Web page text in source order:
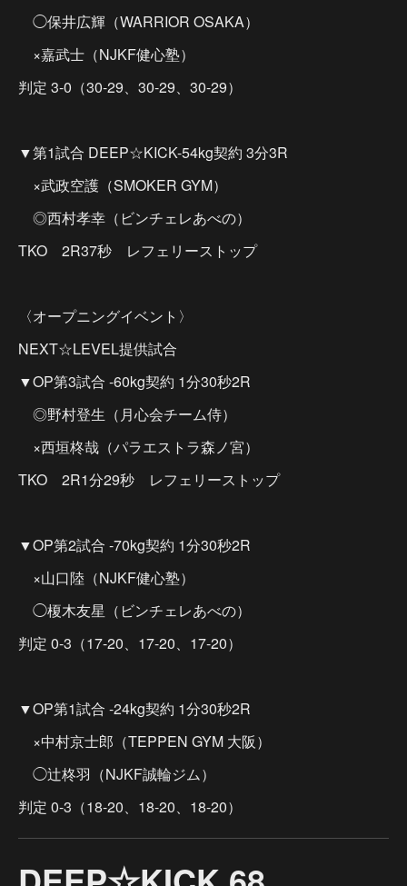
◯保井広輝（WARRIOR OSAKA）
×嘉武士（NJKF健心塾）
判定 3-0（30-29、30-29、30-29）
▼第1試合 DEEP☆KICK-54kg契約 3分3R
×武政空護（SMOKER GYM）
◎西村孝幸（ビンチェレあべの）
TKO 2R37秒 レフェリーストップ
〈オープニングイベント〉
NEXT☆LEVEL提供試合
▼OP第3試合 -60kg契約 1分30秒2R
◎野村登生（月心会チーム侍）
×西垣柊哉（パラエストラ森ノ宮）
TKO 2R1分29秒 レフェリーストップ
▼OP第2試合 -70kg契約 1分30秒2R
×山口陸（NJKF健心塾）
◯榎木友星（ビンチェレあべの）
判定 0-3（17-20、17-20、17-20）
▼OP第1試合 -24kg契約 1分30秒2R
×中村京士郎（TEPPEN GYM 大阪）
◯辻柊羽（NJKF誠輪ジム）
判定 0-3（18-20、18-20、18-20）